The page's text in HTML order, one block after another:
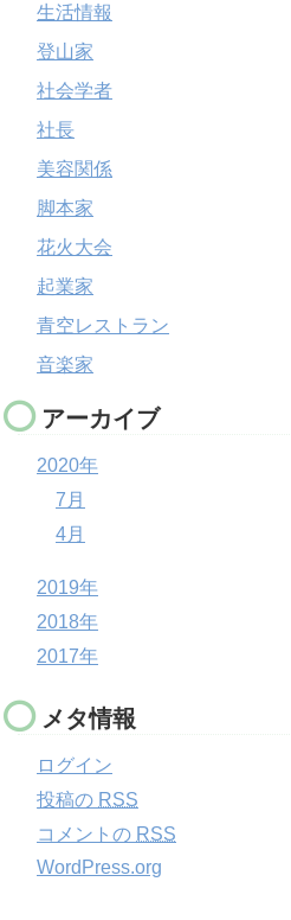
生活情報
登山家
社会学者
社長
美容関係
脚本家
花火大会
起業家
青空レストラン
音楽家
アーカイブ
2020年
7月
4月
2019年
2018年
2017年
メタ情報
ログイン
投稿の RSS
コメントの RSS
WordPress.org